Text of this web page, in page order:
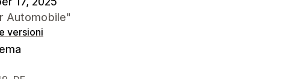
Automobile"
versioni